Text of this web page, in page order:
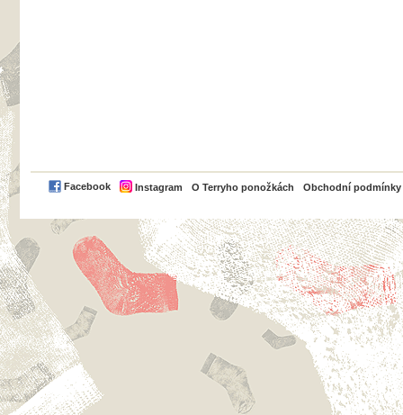
Facebook Instagram O Terryho ponožkách Obchodní podmínky
PayPal